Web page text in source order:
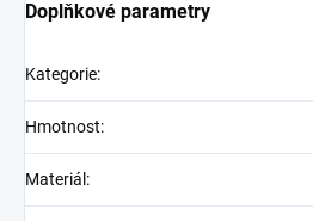
Doplňkové parametry
Kategorie:
Hmotnost:
Materiál :